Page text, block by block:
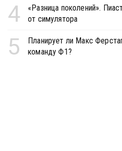
4
«Разница поколений».
от симулятора
5
Планирует ли Макс
команду Ф1?